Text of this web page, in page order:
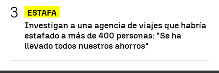
ESTAFA
Investigan a una agencia de viajes que habría
estafado a más de 400 personas: "Se ha
llevado todos nuestros ahorros"